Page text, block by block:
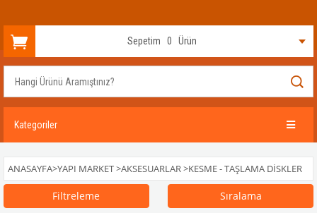
Sepetim 0 Ürün
Kategoriler
ANASAYFA>YAPI MARKET>AKSESUARLAR>KESME - TAŞLAMA DISKLER
Filtreleme Sıralama